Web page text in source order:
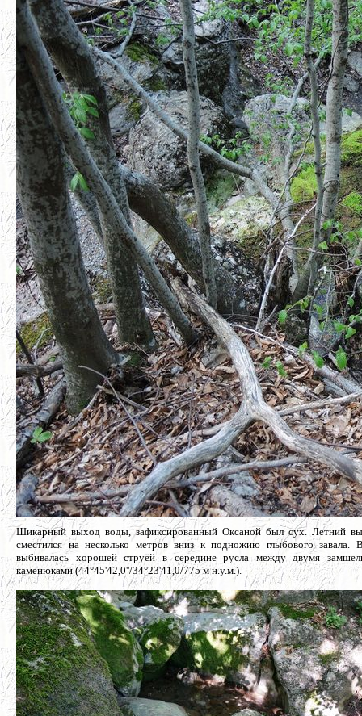
Шикарный выход воды, зафиксированный Оксаной был сух. Летний
сместился на несколько метров вниз к подножию глыбового завала.
выбивалась хорошей струёй в середине русла между двумя
каменюками (44°45'42,0''/34°23'41,0/775 м н.у.м.).